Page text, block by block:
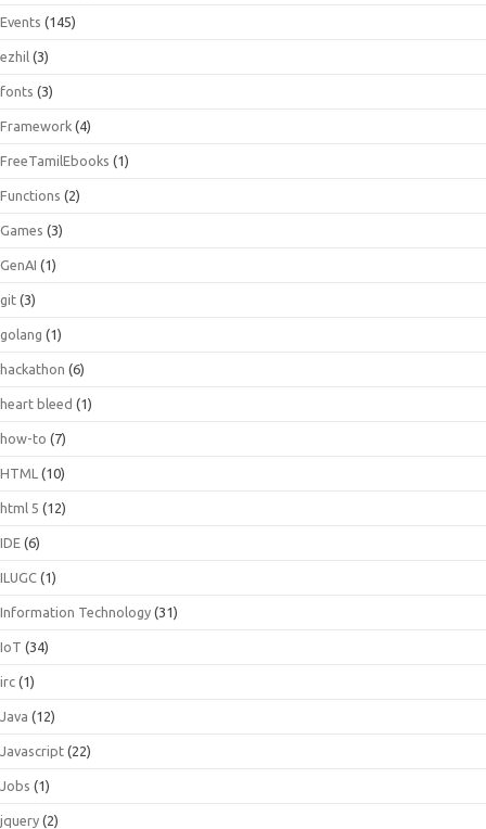
Events (145)
ezhil (3)
fonts (3)
Framework (4)
FreeTamilEbooks (1)
Functions (2)
Games (3)
GenAI (1)
git (3)
golang (1)
hackathon (6)
heart bleed (1)
how-to (7)
HTML (10)
html 5 (12)
IDE (6)
ILUGC (1)
Information Technology (31)
IoT (34)
irc (1)
Java (12)
Javascript (22)
Jobs (1)
jquery (2)